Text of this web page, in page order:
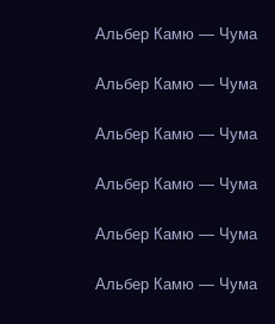
Альбер Камю — Чума
Альбер Камю — Чума
Альбер Камю — Чума
Альбер Камю — Чума
Альбер Камю — Чума
Альбер Камю — Чума